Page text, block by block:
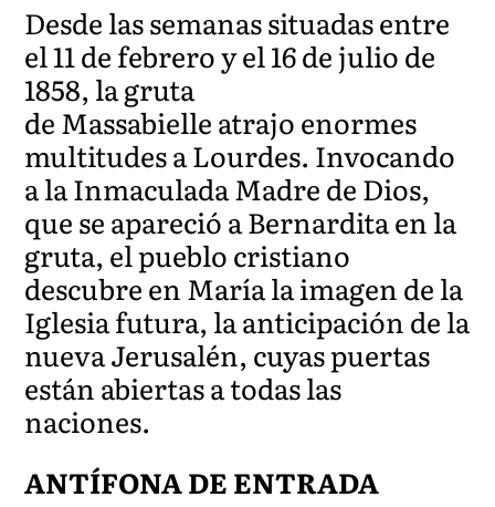
Desde las semanas situadas entre
el 11 de febrero y el 16 de julio de
1858, la gruta
de Massabielle atrajo enormes
multitudes a Lourdes. Invocando
a la Inmaculada Madre de Dios,
que se apareció a Bernardita en la
gruta, el pueblo cristiano
descubre en María la imagen de la
Iglesia futura, la anticipación de la
nueva Jerusalén, cuyas puertas
están abiertas a todas las
naciones.
ANTÍFONA DE ENTRADA